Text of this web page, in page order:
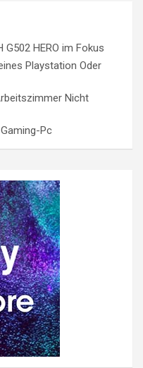
G502 HERO im Fokus
Playstation Oder
Nicht
Pc